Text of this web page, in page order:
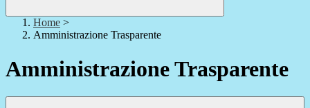
Home >
Amministrazione Trasparente
Amministrazione Trasparente